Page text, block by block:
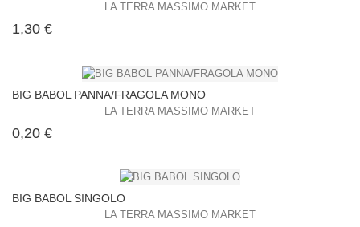
LA TERRA MASSIMO MARKET
1,30 €Prezzo
BIG BABOL PANNA/FRAGOLA MONO
LA TERRA MASSIMO MARKET
0,20 €Prezzo
BIG BABOL SINGOLO
LA TERRA MASSIMO MARKET